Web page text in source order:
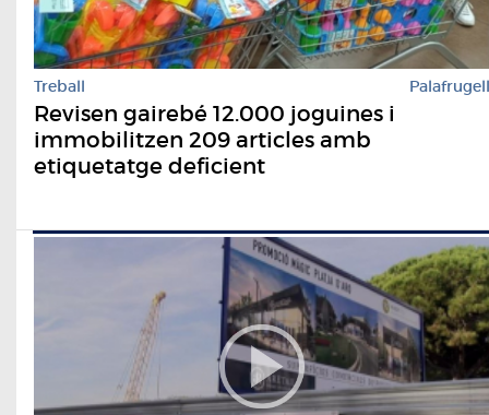
Treball Palafrugell
Revisen gairebé 12.000 joguines i
immobilitzen 209 articles amb
etiquetatge deficient